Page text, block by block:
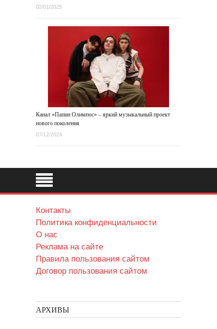
02/01/2025
Канал «Папин Олимпос» – яркий музыкальный проект
нового поколения
07/12/2024
Контакты
Политика конфиденциальности
О нас
Реклама на сайте
Правила пользования сайтом
Договор пользования сайтом
АРХИВЫ